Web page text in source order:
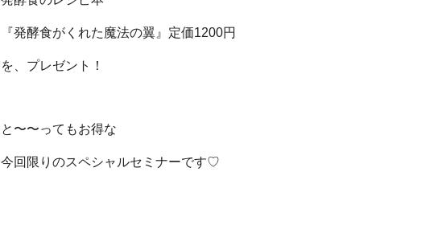
『発酵食がくれた魔法の翼』定価1200円
を、プレゼント！
と〜〜ってもお得な
今回限りのスペシャルセミナーです♡